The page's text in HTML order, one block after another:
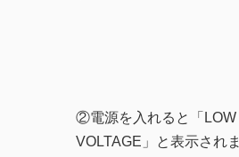
②電源を入れると「LOW
VOLTAGE」と表示されま